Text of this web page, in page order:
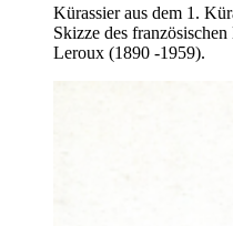
Kürassier aus dem 1.
Skizze des
Leroux (1890 -1959).